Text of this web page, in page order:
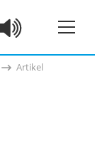
Artikel